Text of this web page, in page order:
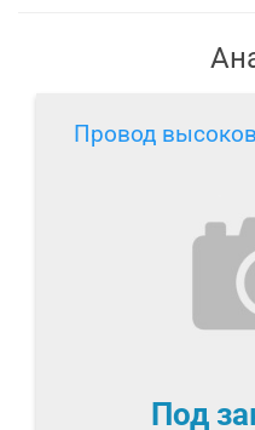
Провод
Под